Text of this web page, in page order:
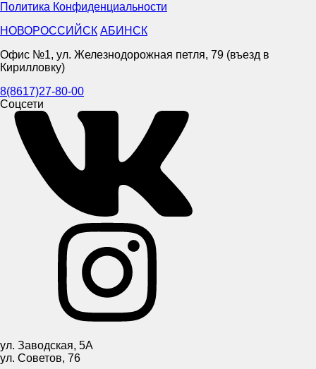
Политика Конфиденциальности
НОВОРОССИЙСК АБИНСК
Офис №1, ул. Железнодорожная петля, 79 (въезд в
Кирилловку)
8(8617)27-80-00
Соцсети
ул. Заводская, 5А
ул. Советов, 76